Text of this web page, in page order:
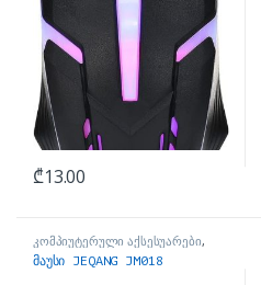
₾13.00
კომპიუტერული აქსესუარები,
მაუსები
მაუსი JEQANG JM018